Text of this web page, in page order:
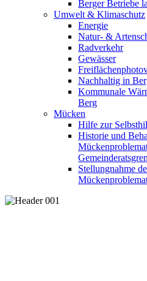
Berger Betriebe
Umwelt & Klimaschutz
Energie
Natur- &
Radverkehr
Gewässer
Nachhaltig in
Kommunale
Berg
Mücken
Hilfe zur
Historie und
Stellungnahme